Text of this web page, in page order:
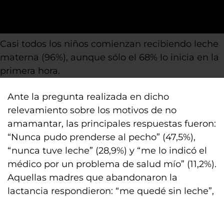
Casi todos los niños comienzan recibiendo leche
materna (96%), aunque sólo el 68% lo inicia en la
primera hora.
Ante la pregunta realizada en dicho
relevamiento sobre los motivos de no
amamantar, las principales respuestas fueron:
“Nunca pudo prenderse al pecho” (47,5%),
“nunca tuve leche” (28,9%) y “me lo indicó el
médico por un problema de salud mío” (11,2%).
Aquellas madres que abandonaron la
lactancia respondieron: “me quedé sin leche”,